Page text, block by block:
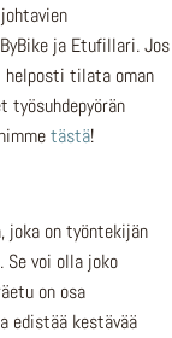
ja Etufillari. Jos
helposti tilata oman
työsuhdepyörän
tästä!
joka on työntekijän
voi olla joko
on osa
edistää kestävää